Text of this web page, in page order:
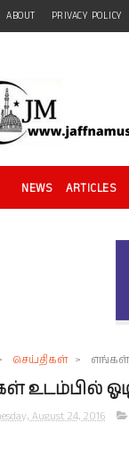
ABOUT PRIVACY POLICY
NEWS ARTICLES
செய்திகள் > எங்கள்
உடம்பில்
August 24, 2016